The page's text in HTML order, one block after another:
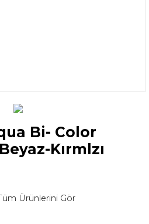
Bi- Color
Kırmlzı
Ürünlerini Gör